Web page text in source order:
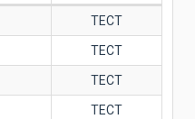
ТЕСТ
ТЕСТ
ТЕСТ
ТЕСТ